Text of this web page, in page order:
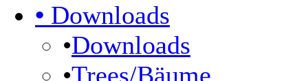
• Downloads
•Downloads
•Trees/Bäume